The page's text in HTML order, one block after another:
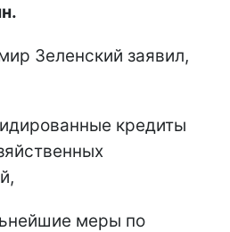
Зеленский заявил,
кредиты
меры по